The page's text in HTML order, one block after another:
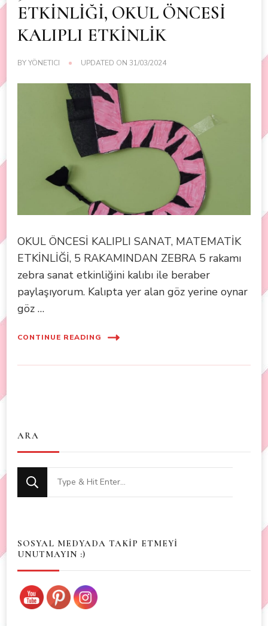
ETKİNLİĞİ, OKUL ÖNCESİ
KALIPLI ETKİNLİK
BYYÖNETICI UPDATED ON 31/03/2024
OKUL ÖNCESİ KALIPLI SANAT, MATEMATİK
ETKİNLİĞİ, 5 RAKAMINDAN ZEBRA 5 rakamı
zebra sanat etkinliğini kalıbı ile beraber
paylaşıyorum. Kalıpta yer alan göz yerine oynar
göz …
CONTINUE READING
ARA
Looking
for
SOSYAL MEDYADA TAKİP ETMEYİ
UNUTMAYIN :)